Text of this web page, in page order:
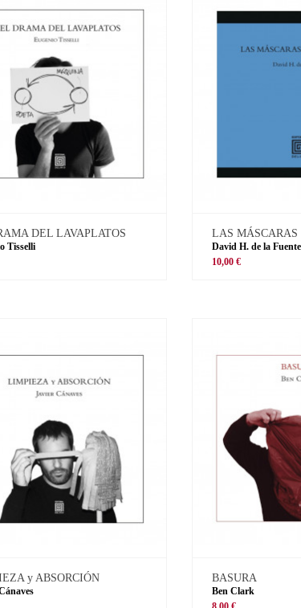
DEL LAVAPLATOS
Tisselli
LAS
David H. de la Fuente
10,00 €
y ABSORCIÓN BASURA
Ben Clark